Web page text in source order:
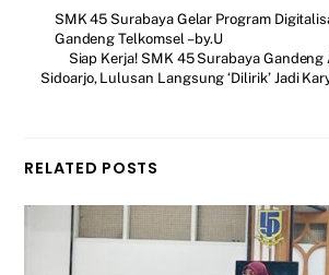
SMK 45 Surabaya Gelar Program
Gandeng Telkomsel – by.U
Siap Kerja! SMK 45 Surabaya
Sidoarjo, Lulusan Langsung ‘Dilirik’ Jadi
RELATED POSTS